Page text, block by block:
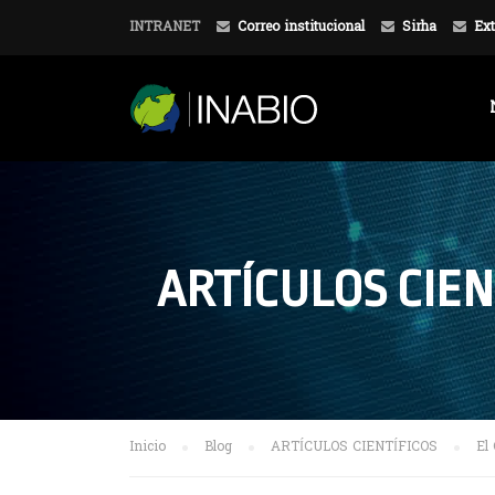
INTRANET Correo institucional Sirha
ARTÍCULOS
Inicio Blog ARTÍCULOS CIENTÍFICOS El